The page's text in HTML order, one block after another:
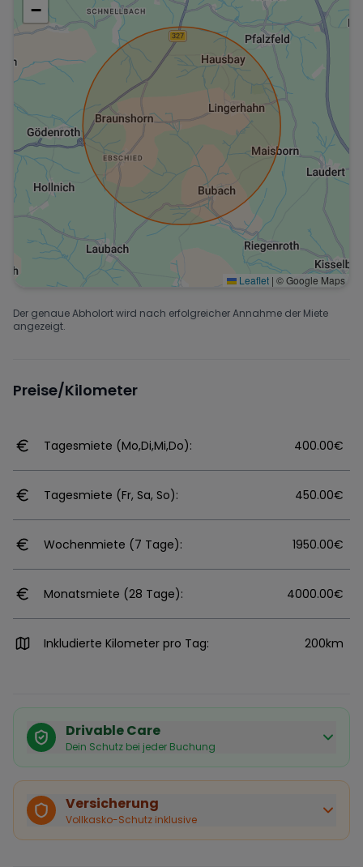
−
Leaflet | © Google Maps
Der genaue Abholort wird nach erfolgreicher Annahme der Miete
angezeigt.
Preise/Kilometer
Tagesmiete (Mo,Di,Mi,Do): 400.00€
Tagesmiete (Fr, Sa, So): 450.00€
Wochenmiete (7 Tage): 1950.00€
Monatsmiete (28 Tage): 4000.00€
Inkludierte Kilometer pro Tag: 200km
Drivable Care
Dein Schutz bei jeder Buchung
Käuferschutz inklusive
Bei Stornierung durch den Vermieter erhältst du eine
vollständige Rückerstattung.
Sofortige Bestätigung
Versicherung
Vollkasko-Schutz inklusive